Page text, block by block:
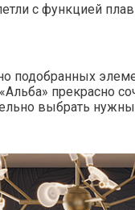
с функцией
подобранных
прекрасно
выбрать